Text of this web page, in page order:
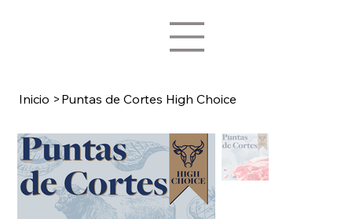
Inicio > Puntas de Cortes High Choice